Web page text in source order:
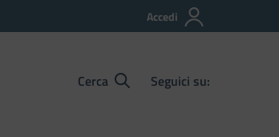
Accedi
Cerca Seguici su: